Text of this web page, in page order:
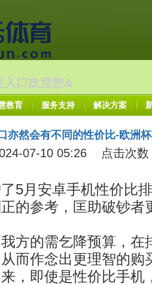
入口欢迎您&
教育 服务支持 解决方案
亦然会有不同的性价比-欧洲
07-10 05:26 点击次数
5月安卓手机性价比
的参考，匡助破钞者
方的需乞降预算，在
而作念出更理智的购
，即使是性价比手机